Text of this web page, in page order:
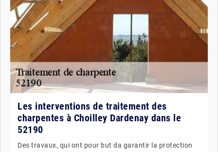
Les interventions de traitement des
charpentes à Choilley Dardenay dans le
52190
Des travaux, qui ont pour but da garantir la protection